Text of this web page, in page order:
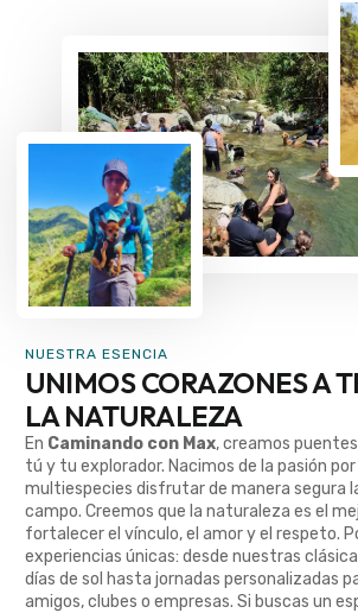
NUESTRA ESENCIA
UNIMOS CORAZONES A
LA NATURALEZA
En Caminando con Max, creamos
tú y tu explorador. Nacimos de la pasión
multiespecies disfrutar de manera segura
campo. Creemos que la naturaleza es el
fortalecer el vínculo, el amor y el respeto.
experiencias únicas: desde nuestras
días de sol hasta jornadas personalizadas
amigos, clubes o empresas. Si buscas un